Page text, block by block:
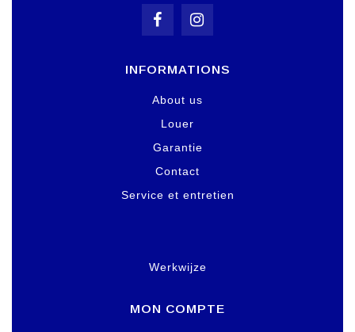
INFORMATIONS
About us
Louer
Garantie
Contact
Service et entretien
Werkwijze
MON COMPTE